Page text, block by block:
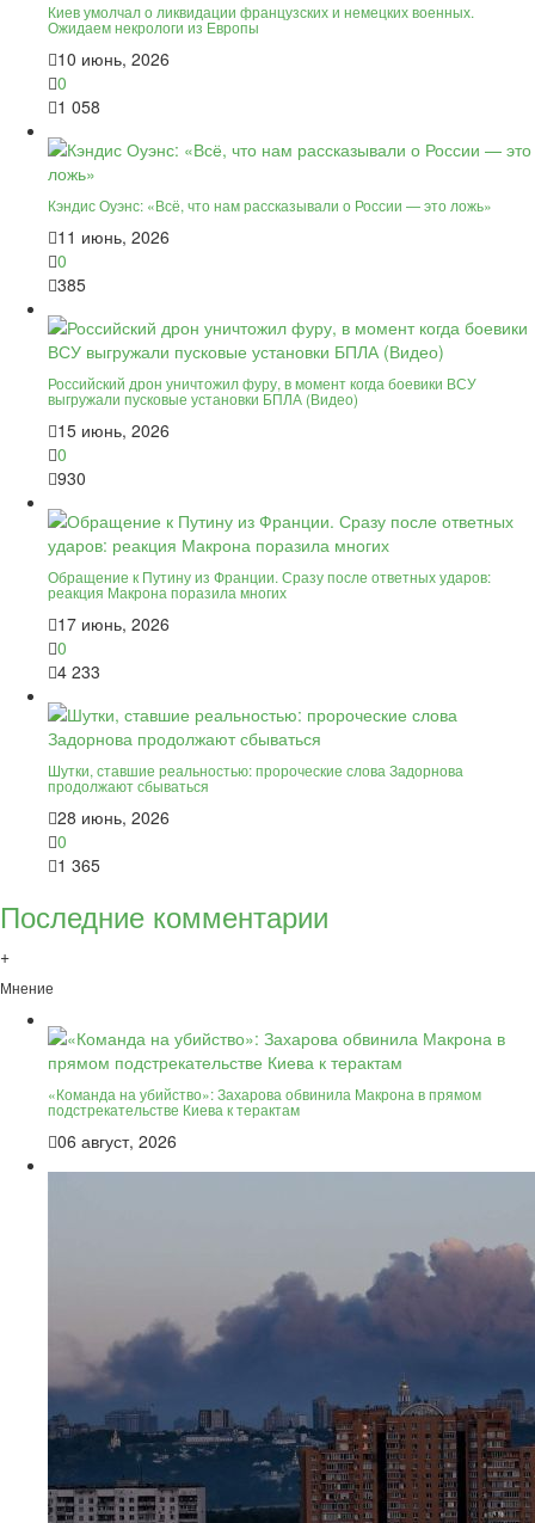
Киев умолчал о ликвидации французских и немецких военных.
Ожидаем некрологи из Европы
10 июнь, 2026
0
1 058
Кэндис Оуэнс: «Всё, что нам рассказывали о России — это ложь»
11 июнь, 2026
0
385
Российский дрон уничтожил фуру, в момент когда боевики ВСУ
выгружали пусковые установки БПЛА (Видео)
15 июнь, 2026
0
930
Обращение к Путину из Франции. Сразу после ответных ударов:
реакция Макрона поразила многих
17 июнь, 2026
0
4 233
Шутки, ставшие реальностью: пророческие слова Задорнова
продолжают сбываться
28 июнь, 2026
0
1 365
Последние комментарии
+
Мнение
«Команда на убийство»: Захарова обвинила Макрона в прямом
подстрекательстве Киева к терактам
06 август, 2026